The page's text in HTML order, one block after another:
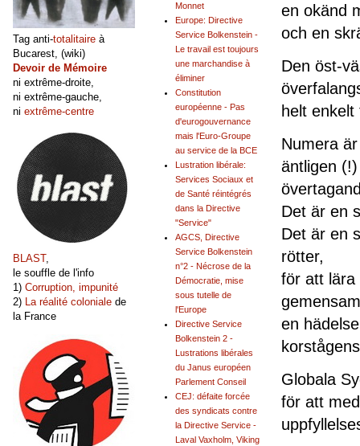
en okänd
och en
Den öst-
helt
Numera
äntligen
Det är en
Det är en
rötter,
för att lära
en
Globala
för att
Monnet
Europe: Directive
Service Bolkenstein -
Le travail est toujours
une marchandise à
éliminer
Constitution
européenne - Pas
d'eurogouvernance
mais l'Euro-Groupe
au service de la BCE
Lustration libérale:
Services Sociaux et
de Santé réintégrés
dans la Directive
"Service"
AGCS, Directive
Service Bolkenstein
n°2 - Nécrose de la
Démocratie, mise
sous tutelle de
l'Europe
Directive Service
Bolkenstein 2 -
Lustrations libérales
du Janus européen
Parlement Conseil
CEJ: défaite forcée
des syndicats contre
la Directive Service -
Laval Vaxholm, Viking
Tag anti-totalitaire à
Bucarest, (wiki)
Devoir de Mémoire
ni extrême-droite,
ni extrême-gauche,
ni extrême-centre
BLAST,
le souffle de l'info
1) Corruption, impunité
2) La réalité coloniale de
la France